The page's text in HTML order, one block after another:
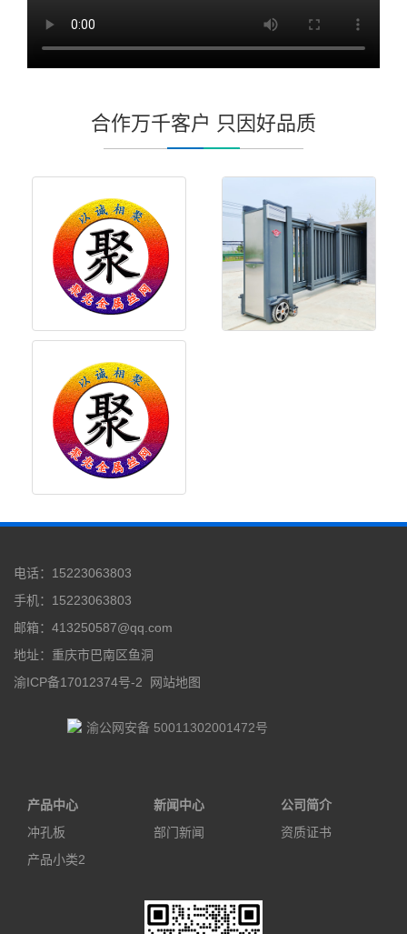
合作万千客户 只因好品质
电话：15223063803
手机：15223063803
邮箱：413250587@qq.com
地址：重庆市巴南区鱼洞
渝ICP备17012374号-2
网站地图
渝公网安备 50011302001472号
产品中心
冲孔板
产品小类2
新闻中心
部门新闻
公司简介
资质证书